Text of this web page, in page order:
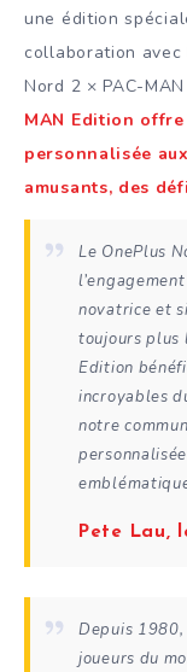
une édition
collaboration avec
Nord 2 × PAC-
MAN Edition
personnalisée
amusants, des
Le OnePlus
novatrice et
toujours plus
Edition
incroyables
notre
Pete Lau,
Depuis
joueurs du